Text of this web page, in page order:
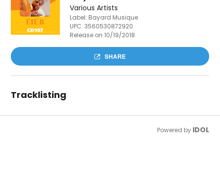
Various Artists
Label: Bayard Musique
UPC:3560530872920
Release on 10/19/2018
SHARE
Tracklisting
Powered by IDOL